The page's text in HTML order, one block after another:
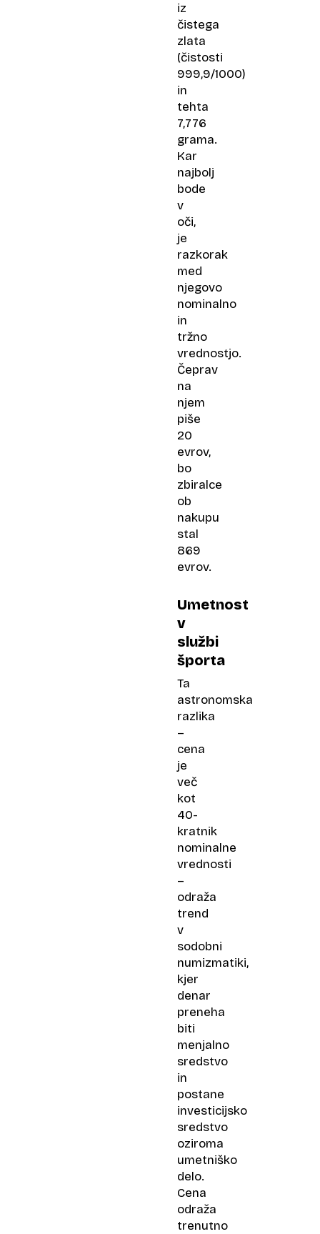
iz
čistega
zlata
(čistosti
999,9/1000)
in
tehta
7,776
grama.
Kar
najbolj
bode
v
oči,
je
razkorak
med
njegovo
nominalno
in
tržno
vrednostjo.
Čeprav
na
njem
piše
20
evrov,
bo
zbiralce
ob
nakupu
stal
869
evrov.
Umetnost
v
službi
športa
Ta
astronomska
razlika
–
cena
je
več
kot
40-
kratnik
nominalne
vrednosti
–
odraža
trend
v
sodobni
numizmatiki,
kjer
denar
preneha
biti
menjalno
sredstvo
in
postane
investicijsko
sredstvo
oziroma
umetniško
delo.
Cena
odraža
trenutno